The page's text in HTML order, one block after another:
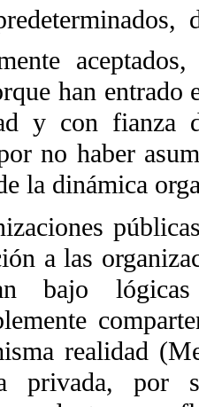
han
y con fianza
no haber
la dinámica
a las
bajo
realidad
privada, por